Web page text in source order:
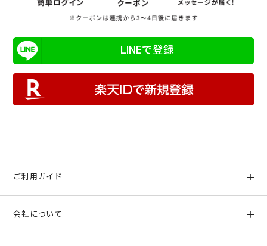
LINEで登録
ご利用ガイド
会社について